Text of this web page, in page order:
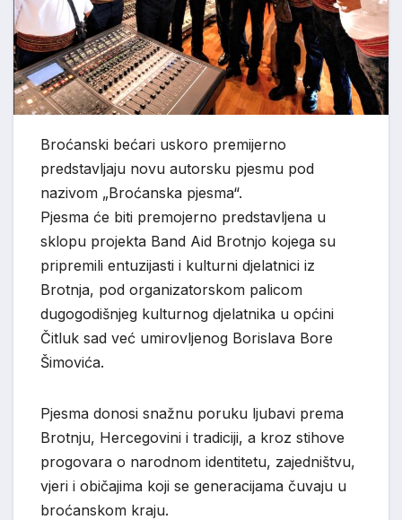
Broćanski bećari uskoro premijerno
predstavljaju novu autorsku pjesmu pod
nazivom „Broćanska pjesma“.
Pjesma će biti premojerno predstavljena u
sklopu projekta Band Aid Brotnjo kojega su
pripremili entuzijasti i kulturni djelatnici iz
Brotnja, pod organizatorskom palicom
dugogodišnjeg kulturnog djelatnika u općini
Čitluk sad već umirovljenog Borislava Bore
Šimovića.
Pjesma donosi snažnu poruku ljubavi prema
Brotnju, Hercegovini i tradiciji, a kroz stihove
progovara o narodnom identitetu, zajedništvu,
vjeri i običajima koji se generacijama čuvaju u
broćanskom kraju.